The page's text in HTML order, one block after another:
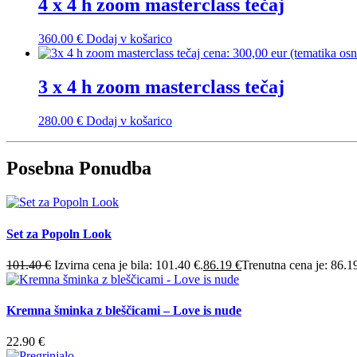
4 x 4 h zoom masterclass tečaj
360.00 € Dodaj v košarico
3 x 4 h zoom masterclass tečaj
280.00 € Dodaj v košarico
Posebna Ponudba
Set za Popoln Look
101.40€ Izvirna cena je bila: 101.40 €.86.19 €Trenutna cena je:
Kremna šminka z bleščicami – Love is nude
22.90 €